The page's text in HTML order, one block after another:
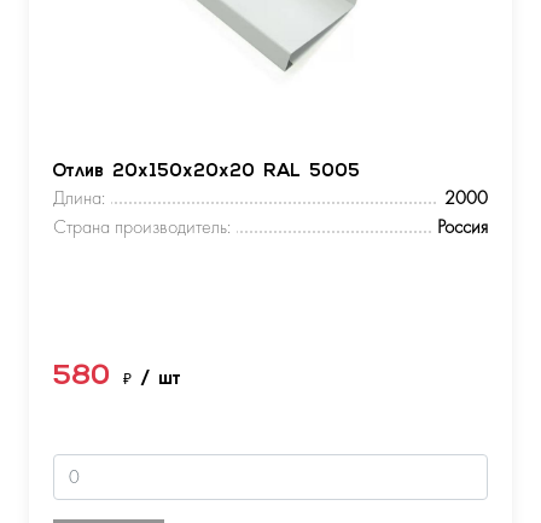
Отлив 20х150х20х20 RAL 5005
Длина:
2000
Страна производитель:
Россия
580 ₽ / шт